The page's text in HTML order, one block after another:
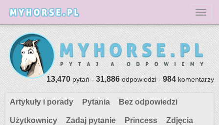
13,470pytań -31,886odpowiedzi -984komentarzy
Artykuły i porady Pytania Bez odpowiedzi
Użytkownicy Zadaj pytanie Princess Zdjęcia